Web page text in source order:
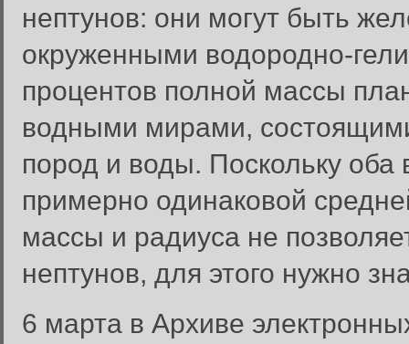
нептунов: они могут быть
окруженными водородно-
процентов полной массы
водными мирами,
пород и воды. Поскольку оба
примерно одинаковой
массы и радиуса не
нептунов, для этого нужно
6 марта в Архиве